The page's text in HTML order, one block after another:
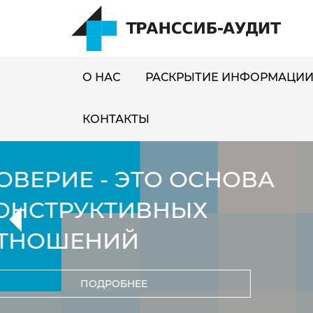
О НАС РАСКРЫТИЕ ИНФОРМАЦИИ
КОНТАКТЫ
РЕГИОНАЛЬНЫЙ
ПОДРОБНЕЕ